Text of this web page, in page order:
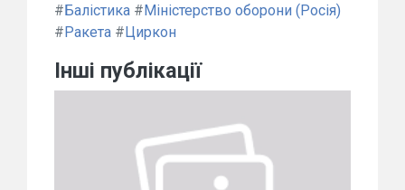
#Балістика #Міністерство оборони (Росія)
#Ракета #Циркон
Інші публікації